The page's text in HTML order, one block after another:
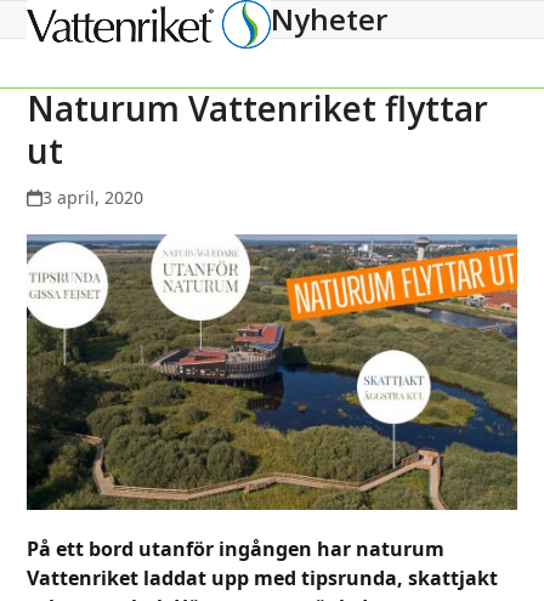
Open
menu
Close
menu
Nyheter
Naturum Vattenriket flyttar
ut
3 april, 2020
På ett bord utanför ingången har naturum
Vattenriket laddat upp med tipsrunda, skattjakt